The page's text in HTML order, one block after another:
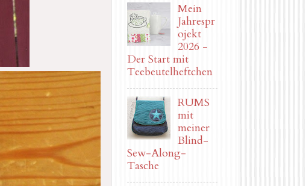
Mein
Jahrespr
ojekt
2026 -
Der Start mit
Teebeutelheftchen
RUMS
mit
meiner
Blind-
Sew-Along-
Tasche